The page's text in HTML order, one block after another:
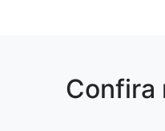
Confira